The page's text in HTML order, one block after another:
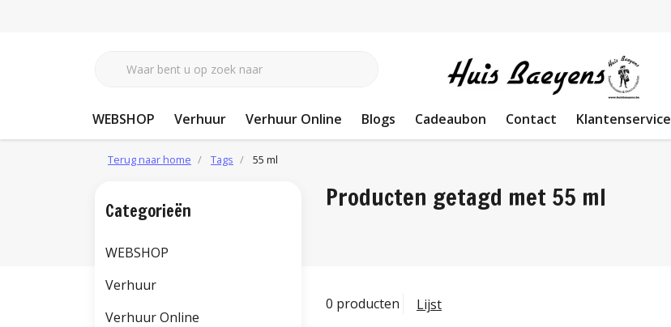
WEBSHOP Verhuur Verhuur Online Blogs Cadeaubon Contact Klantenservice
Terug naar home Tags 55 ml
Producten getagd met 55 ml
0 producten Lijst
Categorieën
WEBSHOP
Verhuur
Verhuur Online